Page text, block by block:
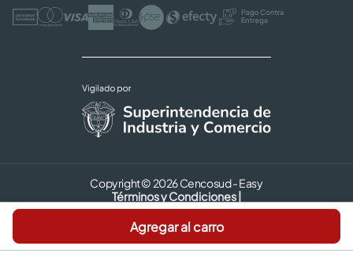
Agregar al carro
Copyright © 2026 Cencosud - Easy
Términos y Condiciones |
Seguridad y Privacidad |
Código de ética